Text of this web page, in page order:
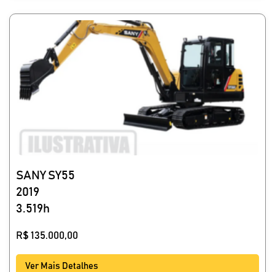
SANY SY55
2019
3.519h
R$ 135.000,00
Ver Mais Detalhes